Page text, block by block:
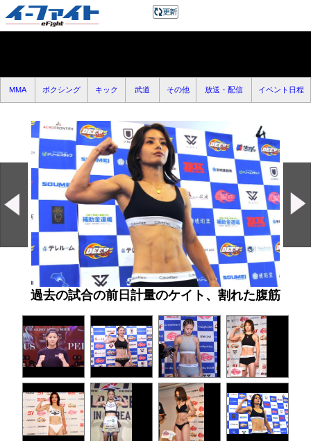
MMA ボクシング キック 武道 その他 放送・配信 イベント日程
過去の試合の前日計量のケイト、割れた腹筋